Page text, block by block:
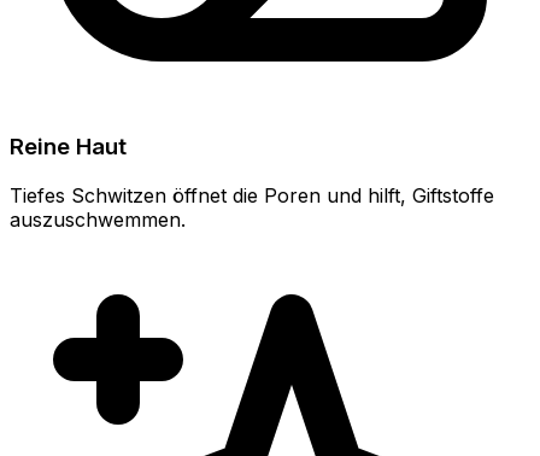
Reine Haut
Tiefes Schwitzen öffnet die Poren und hilft, Giftstoffe
auszuschwemmen.